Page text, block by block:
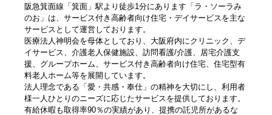
阪急箕面線「箕面」駅より徒歩1分にあります「ラ・ソーラみ
のお」は、サービス付き高齢者向け住宅・デイサービスを主な
サービスとして運営しております。
医療法人神明会を母体としており、大阪府内にクリニック、デ
イサービス、介護老人保健施設、訪問看護/介護、居宅介護支
援、グループホーム、サービス付き高齢者向け住宅、住宅型有
料老人ホーム等を展開しています。
法人理念である「愛・共感・奉仕」の精神を大切にし、利用者
様一人ひとりのニーズに応じたサービスを提供しております。
有給休暇も取得率90％の実績があり、提携の託児所があるな